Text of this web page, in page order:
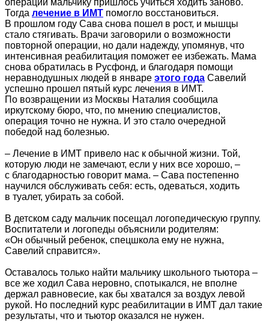
Тогда лечение в ИМТ помогло восстановиться.
В прошлом году Сава снова пошел в рост, и мышцы
стало стягивать. Врачи заговорили о возможности
повторной операции, но дали надежду, упомянув, что
интенсивная реабилитация поможет ее избежать. Мама
снова обратилась в Русфонд, и благодаря помощи
неравнодушных людей в январе этого года Савелий
успешно прошел пятый курс лечения в ИМТ.
По возвращении из Москвы Наталия сообщила
иркутскому бюро, что, по мнению специалистов,
операция точно не нужна. И это стало очередной
победой над болезнью.
– Лечение в ИМТ привело нас к обычной жизни. Той,
которую люди не замечают, если у них все хорошо, –
с благодарностью говорит мама. – Сава постепенно
научился обслуживать себя: есть, одеваться, ходить
в туалет, убирать за собой.
В детском саду мальчик посещал логопедическую группу.
Воспитатели и логопеды объяснили родителям:
«Он обычный ребенок, спецшкола ему не нужна,
Савелий справится».
Оставалось только найти мальчику школьного тьютора –
все же ходил Сава неровно, спотыкался, не вполне
держал равновесие, как бы хватался за воздух левой
рукой. Но последний курс реабилитации в ИМТ дал такие
результаты, что и тьютор оказался не нужен.